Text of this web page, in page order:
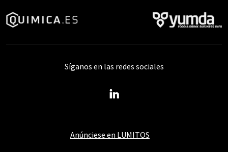
Anúnciese en LUMITOS
Síganos en las redes sociales